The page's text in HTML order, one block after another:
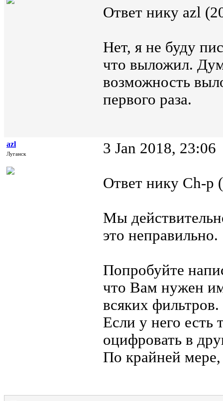
Ответ нику azl
Нет, я не буду
что выложил.
возможность
первого раза.
azl
Луганск 3 Jan 2018, 23:06
Ответ нику Ch-p
Мы
это неправильно.
Попробуйте
что Вам нужен
всяких фильтров.
Если у него есть
оцифровать в
По крайней